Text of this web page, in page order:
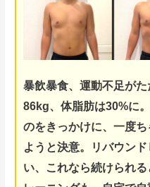
暴飲暴食、運動不足が
86kg、体脂肪は30%に。
のをきっかけに、一度
ようと決意。
リバウン
い、これなら続けられる